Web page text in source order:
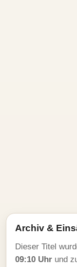
Archiv &
Dieser Titel
09:10 Uhr und